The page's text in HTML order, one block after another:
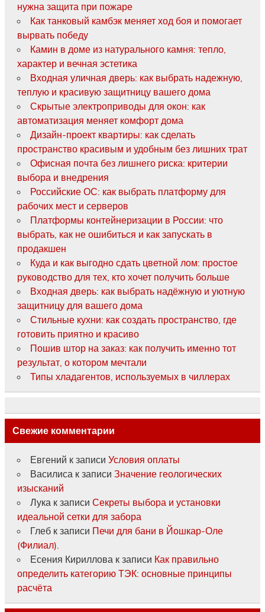
нужна защита при пожаре
Как танковый камбэк меняет ход боя и помогает
вырвать победу
Камин в доме из натурального камня: тепло,
характер и вечная эстетика
Входная уличная дверь: как выбрать надежную,
теплую и красивую защитницу вашего дома
Скрытые электроприводы для окон: как
автоматизация меняет комфорт дома
Дизайн-проект квартиры: как сделать
пространство красивым и удобным без лишних трат
Офисная почта без лишнего риска: критерии
выбора и внедрения
Российские ОС: как выбрать платформу для
рабочих мест и серверов
Платформы контейнеризации в России: что
выбрать, как не ошибиться и как запускать в
продакшен
Куда и как выгодно сдать цветной лом: простое
руководство для тех, кто хочет получить больше
Входная дверь: как выбрать надёжную и уютную
защитницу для вашего дома
Стильные кухни: как создать пространство, где
готовить приятно и красиво
Пошив штор на заказ: как получить именно тот
результат, о котором мечтали
Типы хладагентов, используемых в чиллерах
Свежие комментарии
Евгений к записи Условия оплаты
Василисак записи Значение геологических
изысканий
Лукак записи Секреты выбора и установки
идеальной сетки для забора
Глебк записи Печи для бани в Йошкар-Оле
(Филиал).
Есения Кирилловак записи Как правильно
определить категорию ТЭК: основные принципы
расчёта